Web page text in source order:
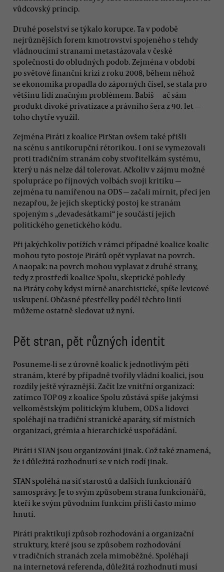
vůdcovský princip.
Druhé poselství se týkalo korupce. Ta v podobě
nejrůznějších forem kmotrovství spojeného s tehdy
vládnoucími stranami metastázovala v české
společnosti do obludných podob. Zejména v období
po světové finanční krizi z roku 2008, během něhož
se ekonomika propadla do záporných čísel, se stala pro
většinu lidí značným problémem. Babiš — ač sám
produkt divoké privatizace a právního šera z 90. let —
toho chytře využil.
Zejména Piráti z koalice PirStan ovšem také přišli
na scénu s antikorupční rétorikou. I oni se vymezovali
proti tradičním stranám coby stvořitelkám systému,
který u nás nelze dál tolerovat. Ačkoliv v zájmu možné
spolupráce po říjnových volbách svoji kritiku —
zejména tu namířenou na ODS — začali mírnit, přeci jen
nezapřou, že jejich skeptický postoj ke stranám
spojeným s „devadesátkami“ je součástí jejich
politického genetického kódu.
Při jakýchkoliv potížích v rámci případné koalice koalic
mohou tyto postoje Pirátů opět vyplavat na povrch.
A naopak: na povrch mohou vyplavat z druhé strany,
tedy z prostředí koalice Spolu, skeptické pohledy
na Piráty coby kdysi mírně anarchistické, spíše levicové
uskupení. Občasné přestřelky podél těchto linií
můžeme ostatně sledovat už nyní.
Pět stran, pět různých identit
Posuneme-li se z úrovně koalic k jednotlivým pěti
stranám, které by případně tvořily vládní koalici, jsou
rozdíly ještě výraznější. Začít lze vnitřní organizací:
zatímco TOP 09 z koalice Spolu zůstává spíše jakýmsi
velkoměstským politickým klubem, ODS a lidovci
spoléhají na tradiční stranické aparáty, síť místních
organizací, grémia a hierarchické uspořádání.
Piráti i STAN jsou organizováni jinak. Což také znamená,
že i důležitá rozhodnutí se v nich rodí jinak.
STAN spoléhá na síť starostů a dalších funkcionářů
samosprávy. Je to svým způsobem strana funkcionářů,
kteří ke svým původním funkcím přišli často mimo
hnutí.
Piráti praktikují způsob rozhodování a organizační
struktury, které jsou se způsobem rozhodování
v tradičních stranách zcela mimoběžné. Spoléhají
na internetová referenda, důležitá rozhodnutí musí